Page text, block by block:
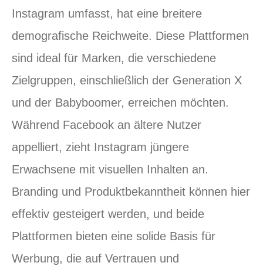
Instagram umfasst, hat eine breitere
demografische Reichweite. Diese Plattformen
sind ideal für Marken, die verschiedene
Zielgruppen, einschließlich der Generation X
und der Babyboomer, erreichen möchten.
Während Facebook an ältere Nutzer
appelliert, zieht Instagram jüngere
Erwachsene mit visuellen Inhalten an.
Branding und Produktbekanntheit können hier
effektiv gesteigert werden, und beide
Plattformen bieten eine solide Basis für
Werbung, die auf Vertrauen und